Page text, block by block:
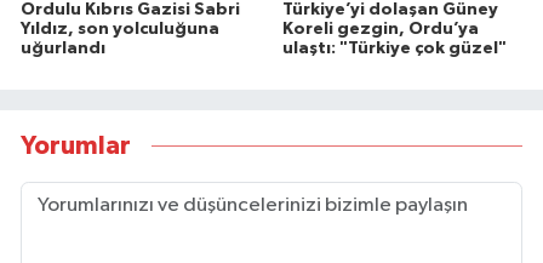
Ordulu Kıbrıs Gazisi Sabri
Yıldız, son yolculuğuna
uğurlandı
Türkiye’yi dolaşan Güney
Koreli gezgin, Ordu’ya
ulaştı: "Türkiye çok güzel"
Yorumlar